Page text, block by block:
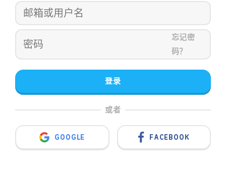
忘记密
码？
登录
或者
GOOGLE FACEBOOK